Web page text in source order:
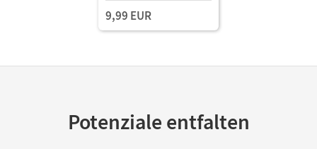
9,99 EUR
Potenziale entfalten